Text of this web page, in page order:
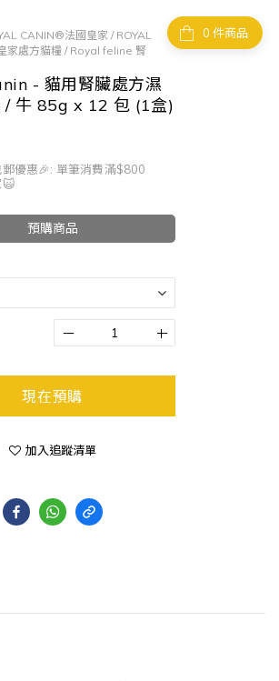
件商品
CANIN®法國皇家 / ROYAL
家處方貓糧/ Royal feline 腎
- 貓用腎臟處方濕
/ 牛 85g x 12 包 (1盒)
郵優惠🎉: 單筆消費滿$800
🙀
預購商品
現在預購
加入追蹤清單